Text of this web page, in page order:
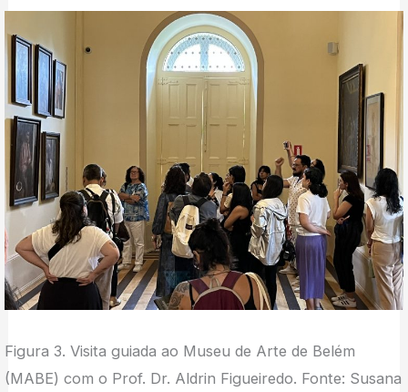
Figura 3. Visita guiada ao Museu de Arte de Belém
(MABE) com o Prof. Dr. Aldrin Figueiredo. Fonte: Susana